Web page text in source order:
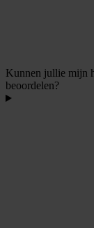
Kunnen jullie mijn
beoordelen?